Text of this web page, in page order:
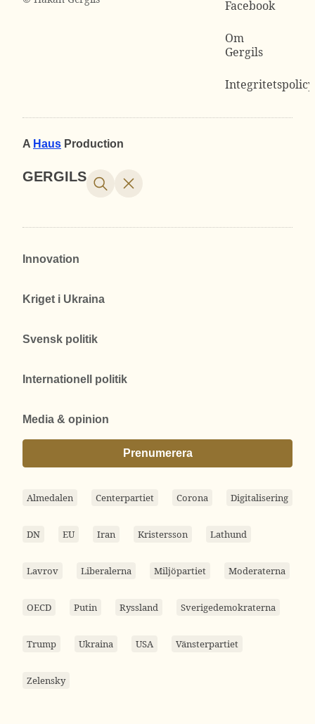
Facebook
Om
Gergils
Integritetspolicy
A Haus Production
GERGILS
Innovation
Kriget i Ukraina
Svensk politik
Internationell politik
Media & opinion
Prenumerera
Almedalen Centerpartiet Corona Digitalisering
DN EU Iran Kristersson Lathund
Lavrov Liberalerna Miljöpartiet Moderaterna
OECD Putin Ryssland Sverigedemokraterna
Trump Ukraina USA Vänsterpartiet
Zelensky